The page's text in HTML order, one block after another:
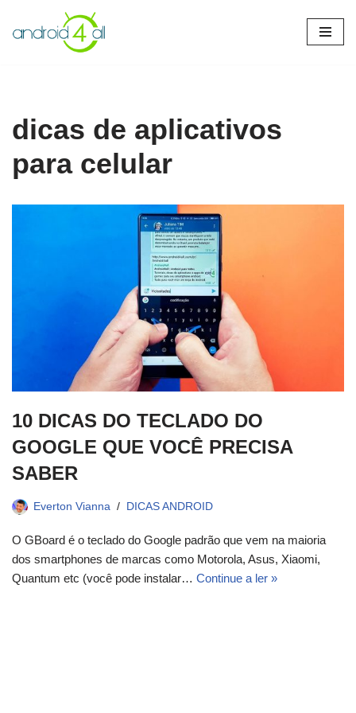
Pular
dicas de aplicativos
para celular
10 DICAS DO TECLADO DO
GOOGLE QUE VOCÊ PRECISA
SABER
Everton Vianna DICAS ANDROID
O GBoard é o teclado do Google padrão que vem na maioria
dos smartphones de marcas como Motorola, Asus, Xiaomi,
Quantum etc (você pode instalar… Continue a ler »